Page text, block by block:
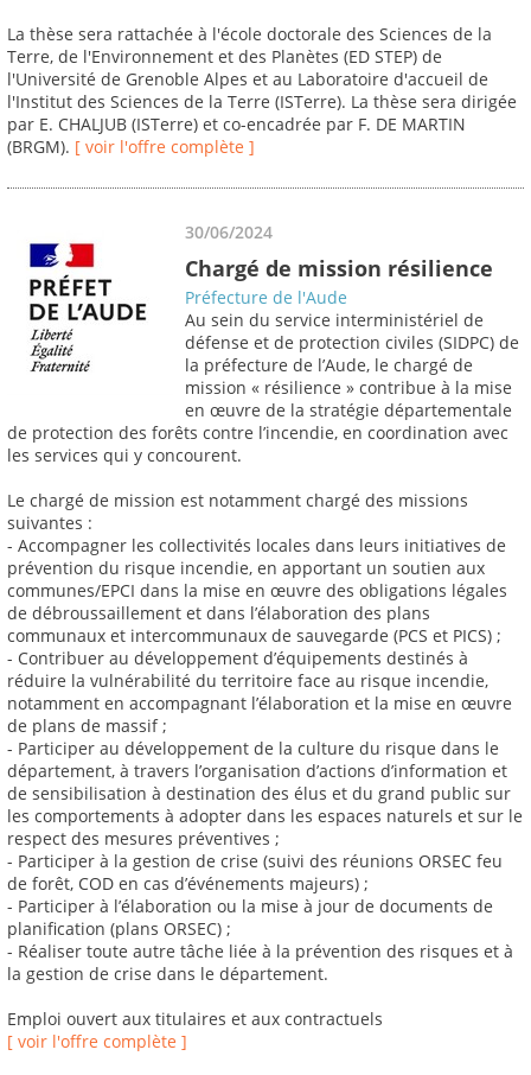
La thèse sera rattachée à l'école doctorale des Sciences de la
Terre, de l'Environnement et des Planètes (ED STEP) de
l'Université de Grenoble Alpes et au Laboratoire d'accueil de
l'Institut des Sciences de la Terre (ISTerre). La thèse sera dirigée
par E. CHALJUB (ISTerre) et co-encadrée par F. DE MARTIN
(BRGM). [ voir l'offre complète ]
30/06/2024
Chargé de mission résilience
Préfecture de l'Aude
Au sein du service interministériel de
défense et de protection civiles (SIDPC) de
la préfecture de l’Aude, le chargé de
mission « résilience » contribue à la mise
en œuvre de la stratégie départementale
de protection des forêts contre l’incendie, en coordination avec
les services qui y concourent.
Le chargé de mission est notamment chargé des missions
suivantes :
- Accompagner les collectivités locales dans leurs initiatives de
prévention du risque incendie, en apportant un soutien aux
communes/EPCI dans la mise en œuvre des obligations légales
de débroussaillement et dans l’élaboration des plans
communaux et intercommunaux de sauvegarde (PCS et PICS) ;
- Contribuer au développement d’équipements destinés à
réduire la vulnérabilité du territoire face au risque incendie,
notamment en accompagnant l’élaboration et la mise en œuvre
de plans de massif ;
- Participer au développement de la culture du risque dans le
département, à travers l’organisation d’actions d’information et
de sensibilisation à destination des élus et du grand public sur
les comportements à adopter dans les espaces naturels et sur le
respect des mesures préventives ;
- Participer à la gestion de crise (suivi des réunions ORSEC feu
de forêt, COD en cas d’événements majeurs) ;
- Participer à l’élaboration ou la mise à jour de documents de
planification (plans ORSEC) ;
- Réaliser toute autre tâche liée à la prévention des risques et à
la gestion de crise dans le département.
Emploi ouvert aux titulaires et aux contractuels
[ voir l'offre complète ]